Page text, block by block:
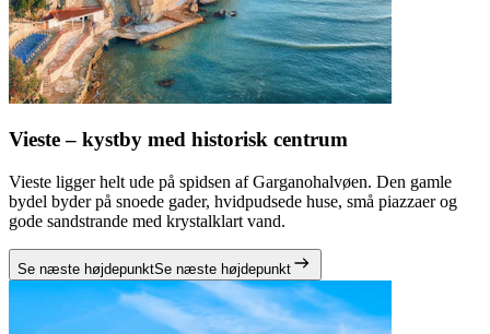
Vieste – kystby med historisk centrum
Vieste ligger helt ude på spidsen af Garganohalvøen. Den gamle
bydel byder på snoede gader, hvidpudsede huse, små piazzaer og
gode sandstrande med krystalklart vand.
Se næste højdepunktSe næste højdepunkt